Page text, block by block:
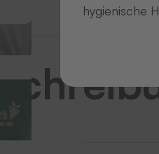
hygienische